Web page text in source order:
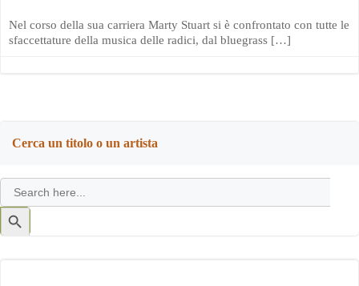
Nel corso della sua carriera Marty Stuart si è confrontato con tutte le
sfaccettature della musica delle radici, dal bluegrass […]
Cerca un titolo o un artista
Search
for:
Search
Button